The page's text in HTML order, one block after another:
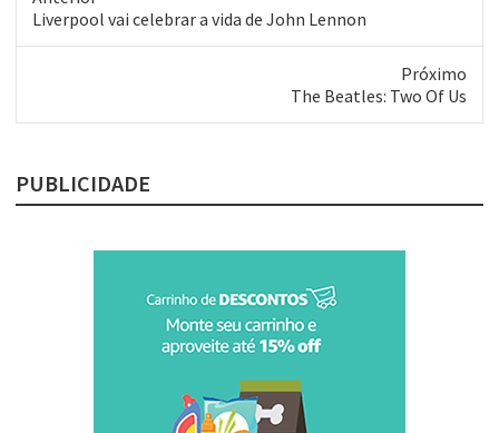
Post
Liverpool vai celebrar a vida de John Lennon
Próximo
The Beatles: Two Of Us
PUBLICIDADE